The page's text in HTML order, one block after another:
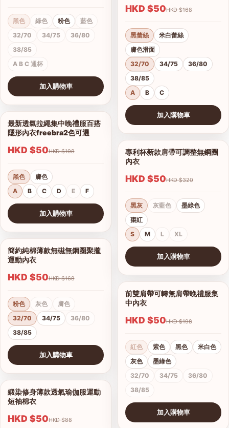
黑色 綠色 粉色
藍色
32/70
34/75
36/80
38/85
A B C 通杯
加入購物車
1/6
查看圖片
最新透氣拉繩集中晚禮服百搭
隱形內衣freebra2色可選
HKD $50 HKD $198
黑色
膚色
A
B C D E F
加入購物車
1/7
查看圖片
簡約純棉薄款無磁無鋼圈聚攏
運動內衣
HKD $50 HKD $168
粉色 灰色
膚色
32/70
34/75
36/80
38/85
加入購物車
1/17
查看圖片
緞染修身薄款透氣瑜伽服運動
短袖棉衣
HKD $50 HKD $88
HKD $50 HKD $168
黑蕾絲
米白蕾絲
膚色滑面
32/70
34/75
36/80
38/85
A
B C
加入購物車
1/9
查看圖片
專利杯新款肩帶可調整無鋼圈
內衣
HKD $50 HKD $320
黑灰 灰藍色
墨綠色
棗紅
S
M L XL
加入購物車
1/15
查看圖片
前雙肩帶可轉無肩帶晚禮服集
中內衣
HKD $50 HKD $198
紅色 紫色 黑色
米白色
灰色
墨綠色
32/70
34/75
36/80
38/85
加入購物車
查看圖片